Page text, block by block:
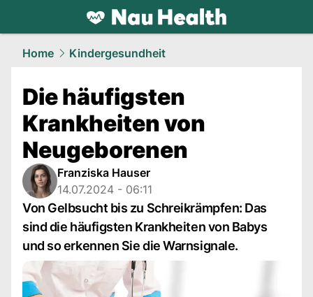
health.NAU.ch
Home Kindergesundheit
Die häufigsten
Krankheiten von
Neugeborenen
Franziska Hauser
14.07.2024 - 06:11
Von Gelbsucht bis zu Schreikrämpfen: Das
sind die häufigsten Krankheiten von Babys
und so erkennen Sie die Warnsignale.